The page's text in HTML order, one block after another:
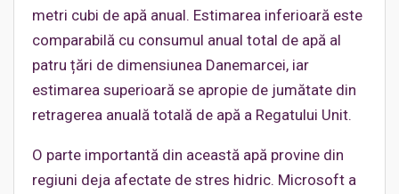
metri cubi de apă anual. Estimarea inferioară este
comparabilă cu consumul anual total de apă al
patru țări de dimensiunea Danemarcei, iar
estimarea superioară se apropie de jumătate din
retragerea anuală totală de apă a Regatului Unit.
O parte importantă din această apă provine din
regiuni deja afectate de stres hidric. Microsoft a